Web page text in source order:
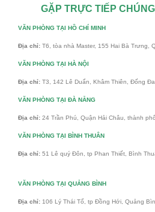
GẶP TRỰC TIẾP
VĂN PHÒNG TẠI HỒ CHÍ MINH
Địa chỉ: T6, tòa nhà Master, 155 Hai Bà Trưng,
VĂN PHÒNG TẠI HÀ NỘI
Địa chỉ: T3, 142 Lê Duẩn, Khâm Thiên, Đống
VĂN PHÒNG TẠI ĐÀ NẴNG
Địa chỉ: 24 Trần Phú, Quận Hải Châu, thành
VĂN PHÒNG TẠI BÌNH THUÂN
Địa chỉ: 51 Lê quý Đôn, tp Phan Thiết, Bình
VĂN PHÒNG TẠI QUẢNG BÌNH
Địa chỉ: 106 Lý Thái Tổ, tp Đồng Hới, Quảng